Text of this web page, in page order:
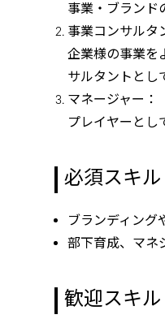
事業・ブランド
事業コンサルタ
企業様の事業を
サルタントとし
マネージャー：
プレイヤーとし
必須スキル
ブランディング
部下育成、マネ
歓迎スキル